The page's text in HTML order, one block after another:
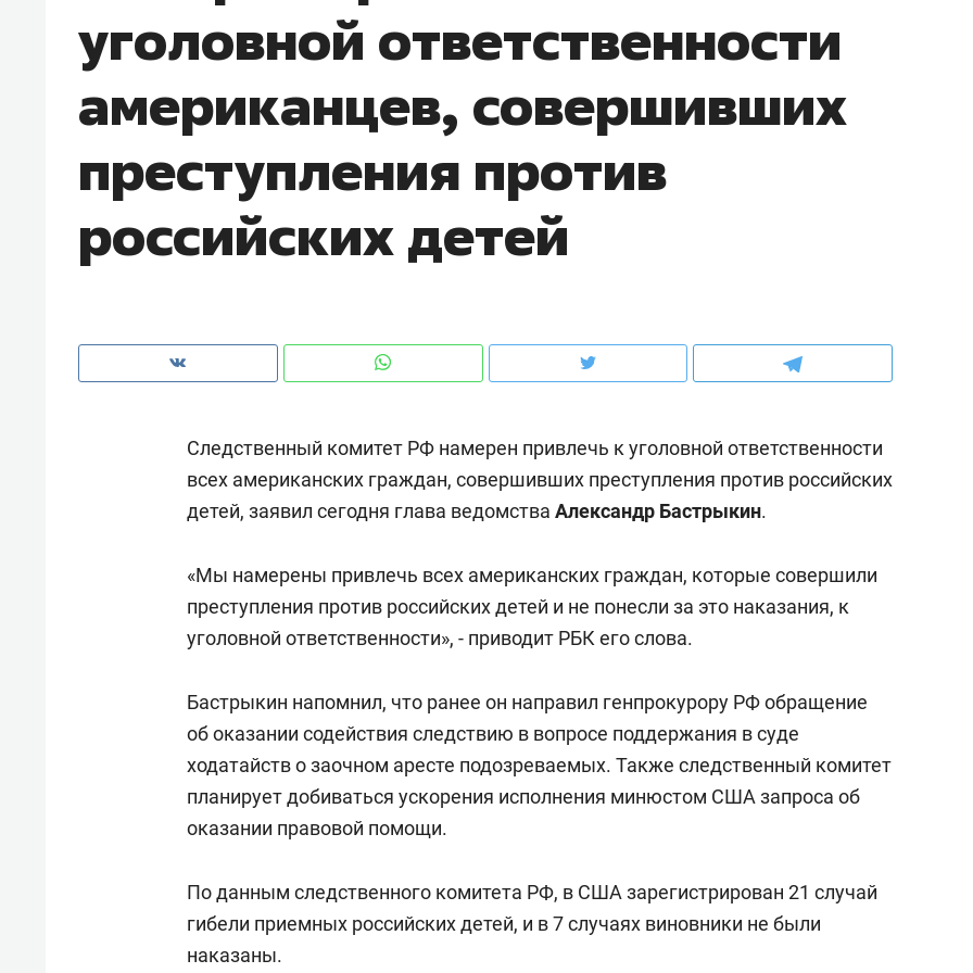
уголовной ответственности
американцев, совершивших
преступления против
российских детей
Следственный комитет РФ намерен привлечь к уголовной ответственности
всех американских граждан, совершивших преступления против российских
детей, заявил сегодня глава ведомства Александр Бастрыкин.
«Мы намерены привлечь всех американских граждан, которые совершили
преступления против российских детей и не понесли за это наказания, к
уголовной ответственности», - приводит РБК его слова.
Бастрыкин напомнил, что ранее он направил генпрокурору РФ обращение
об оказании содействия следствию в вопросе поддержания в суде
ходатайств о заочном аресте подозреваемых. Также следственный комитет
планирует добиваться ускорения исполнения минюстом США запроса об
оказании правовой помощи.
По данным следственного комитета РФ, в США зарегистрирован 21 случай
гибели приемных российских детей, и в 7 случаях виновники не были
наказаны.
чем интересен Оман?
клиентах и чудных
Наседкина: «Ремонт вместе
с мебелью за 2 миллиона –
для меня это челлендж!»
гаджета и научить его
самостоятельности за 18
«Если меня не услышат
с минбара – буду